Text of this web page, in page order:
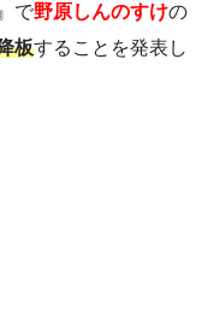
で野原しんのすけの
板することを発表し